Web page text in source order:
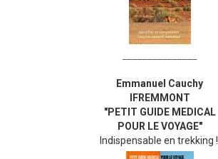
Emmanuel Cauchy
IFREMMONT
"PETIT GUIDE MEDICAL
POUR LE VOYAGE"
Indispensable en trekking !